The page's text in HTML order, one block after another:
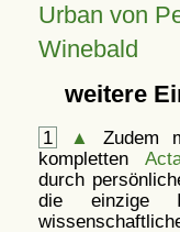
Urban von
Winebald
weitere
1 ▲
Zudem
kompletten
durch
die einzige